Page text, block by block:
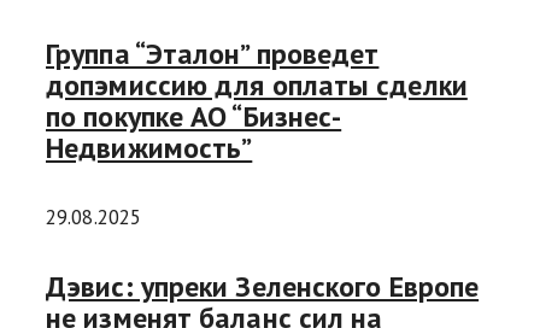
Группа “Эталон” проведет
допэмиссию для оплаты сделки
по покупке АО “Бизнес-
Недвижимость”
29.08.2025
Дэвис: упреки Зеленского Европе
не изменят баланс сил на